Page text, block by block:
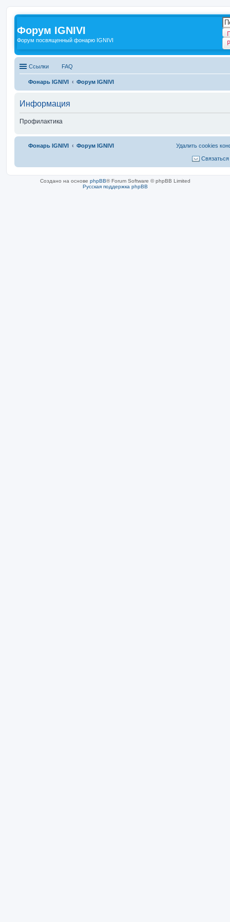
Форум IGNIVI
Форум посвященный фонарю IGNIVI
Ссылки FAQ
Фонарь IGNIVI Форум IGNIVI
Информация
Профилактика
Фонарь IGNIVI Форум IGNIVI Удалить cookies
Создано на основе phpBB® Forum Software © phpBB Limited
Русская поддержка phpBB